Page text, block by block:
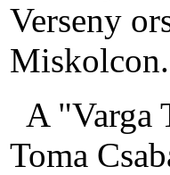
Verseny
A "Varga
Toma